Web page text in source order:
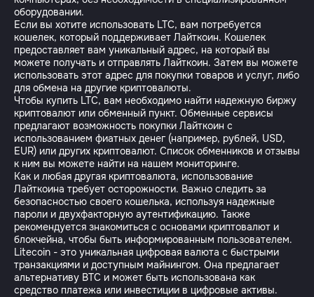
оборудовании.
Если вы хотите использовать LTC, вам потребуется
кошелек, который поддерживает Лайткоин. Кошелек
предоставляет вам уникальный адрес, на который вы
можете получать и отправлять Лайткоин. Затем вы можете
использовать этот адрес для покупки товаров и услуг, либо
для обмена на другие криптовалюты.
Чтобы купить LTC, вам необходимо найти надежную биржу
криптовалют или обменный пункт. Обменные сервисы
предлагают возможность покупки Лайткоин с
использованием фиатных денег (например, рублей, USD,
EUR) или других криптовалют. Список обменников и отзывы
к ним вы можете найти на нашем мониторинге.
Как и любая другая криптовалюта, использование
Лайткоина требует осторожности. Важно следить за
безопасностью своего кошелька, используя надежные
пароли и двухфакторную аутентификацию. Также
рекомендуется знакомиться с основами криптовалют и
блокчейна, чтобы быть информированным пользователем.
Litecoin - это уникальная цифровая валюта с быстрыми
транзакциями и доступным майнингом. Она предлагает
альтернативу BTC и может быть использована как
средство платежа или инвестиции в цифровые активы.